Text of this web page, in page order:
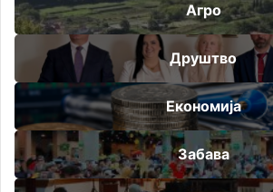
Агро
Друштво
Економија
Забава